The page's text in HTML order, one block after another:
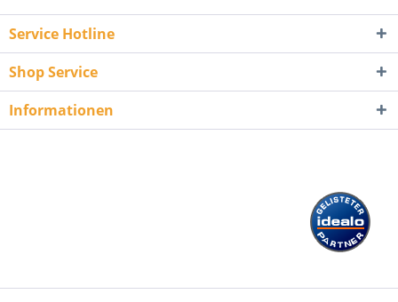
Service Hotline
Shop Service
Informationen